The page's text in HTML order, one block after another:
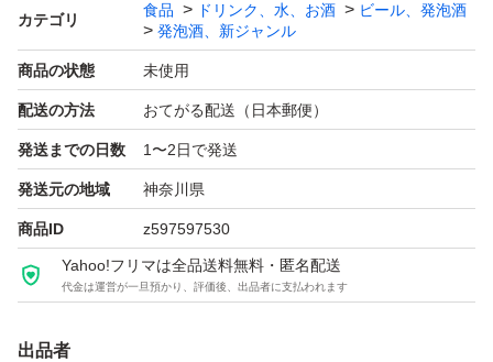
カテゴリ
食品 ドリンク、水、お酒
ビール、発泡酒
発泡酒、新ジャンル
商品の状態 未使用
配送の方法 おてがる配送（日本郵便）
発送までの日数 1〜2日で発送
発送元の地域 神奈川県
商品ID z597597530
Yahoo!フリマは全品送料無料・匿名配送
代金は運営が一旦預かり、評価後、出品者に支払われます
出品者